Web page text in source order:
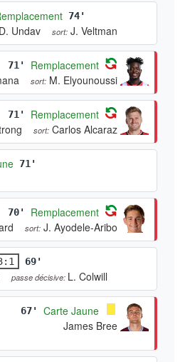
74'
D. Undav sort: J. Veltman
71' Remplacement
sort: M. Elyounoussi
71' Remplacement
sort: Carlos Alcaraz
71'
70' Remplacement
sort: J. Ayodele-Aribo
69'
passe décisive: L. Colwill
67'
Carte Jaune
James Bree